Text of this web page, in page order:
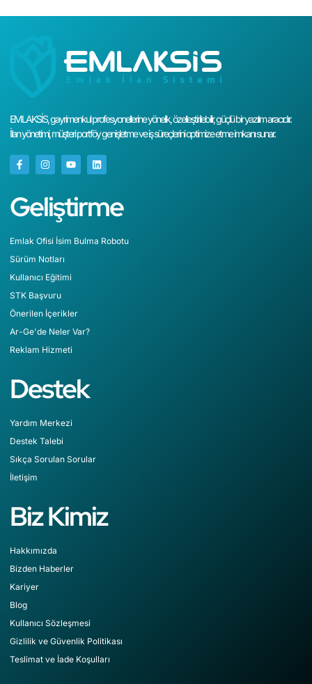
EMLAKSİS, gayrimenkul profesyonellerine yönelik, özelleştirilebilir, güçlü bir yazılım aracıdır.
İlan yönetimi, müşteri portföy genişletme ve iş süreçlerini optimize etme imkanı sunar.
Geliştirme
Emlak Ofisi İsim Bulma Robotu
Sürüm Notları
Kullanıcı Eğitimi
STK Başvuru
Önerilen İçerikler
Ar-Ge'de Neler Var?
Reklam Hizmeti
Destek
Yardım Merkezi
Destek Talebi
Sıkça Sorulan Sorular
İletişim
Biz Kimiz
Hakkımızda
Bizden Haberler
Kariyer
Blog
Kullanıcı Sözleşmesi
Gizlilik ve Güvenlik Politikası
Teslimat ve İade Koşulları